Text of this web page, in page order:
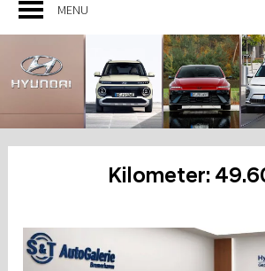
MENU
Kilometer: